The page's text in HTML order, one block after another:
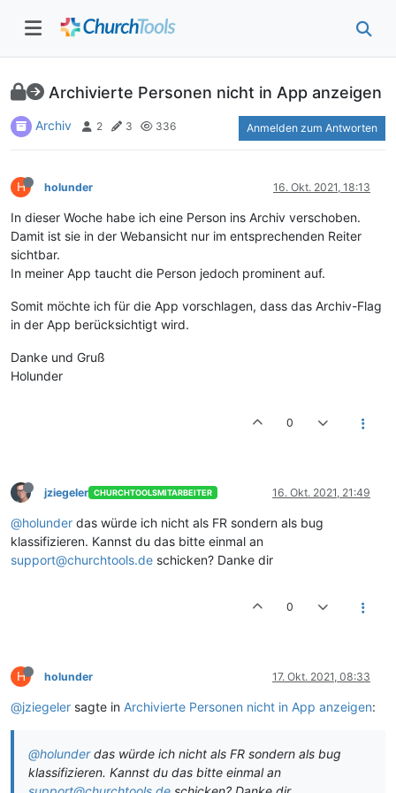
Archivierte Personen nicht in App anzeigen
Archiv 2 3 336 Anmelden zum Antworten
H holunder 16. Okt. 2021, 18:13
In dieser Woche habe ich eine Person ins Archiv verschoben.
Damit ist sie in der Webansicht nur im entsprechenden Reiter
sichtbar.
In meiner App taucht die Person jedoch prominent auf.
Somit möchte ich für die App vorschlagen, dass das Archiv-Flag
in der App berücksichtigt wird.
Danke und Gruß
Holunder
0
jziegeler CHURCHTOOLSMITARBEITER 16. Okt. 2021, 21:49
@holunder das würde ich nicht als FR sondern als bug
klassifizieren. Kannst du das bitte einmal an
support@churchtools.de schicken? Danke dir
0
H holunder 17. Okt. 2021, 08:33
@jziegeler sagte in Archivierte Personen nicht in App anzeigen:
@holunderdas würde ich nicht als FR sondern als bug
klassifizieren. Kannst du das bitte einmal an